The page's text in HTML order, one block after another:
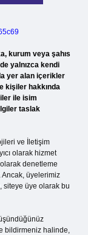
kurum veya şahıs
yalnızca kendi
yer alan içerikler
kişiler hakkında
ile isim
taslak
ve İletişim
olarak hizmet
denetleme
Ancak, üyelerimiz
siteye üye olarak bu
bildirmeniz halinde,